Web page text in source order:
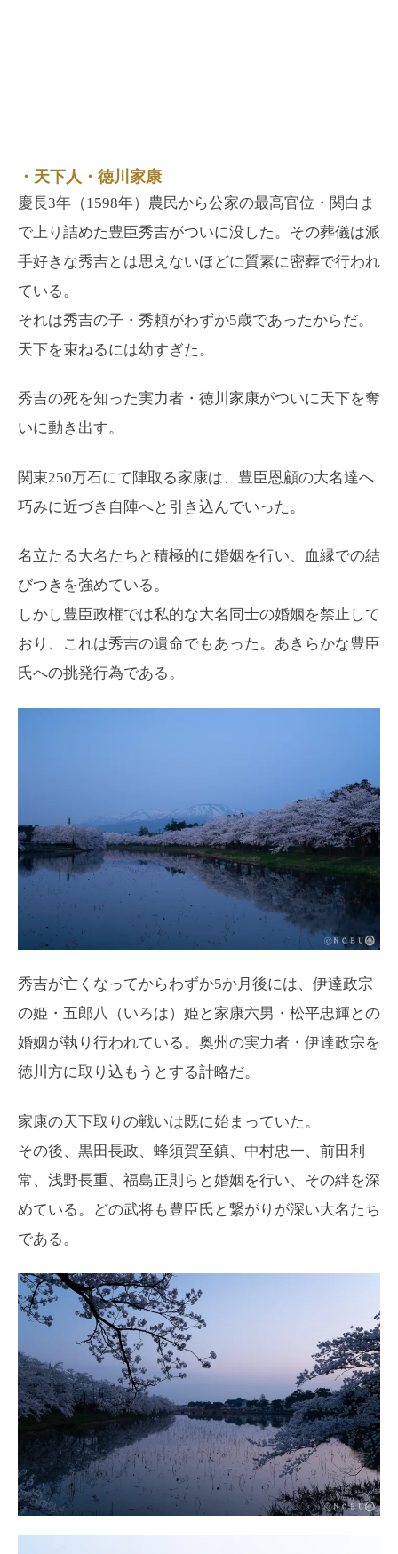
・天下人・徳川家康
慶長3年（1598年）農民から公家の最高官位・関白ま
で上り詰めた豊臣秀吉がついに没した。その葬儀は派
手好きな秀吉とは思えないほどに質素に密葬で行われ
ている。
それは秀吉の子・秀頼がわずか5歳であったからだ。
天下を束ねるには幼すぎた。
秀吉の死を知った実力者・徳川家康がついに天下を奪
いに動き出す。
関東250万石にて陣取る家康は、豊臣恩顧の大名達へ
巧みに近づき自陣へと引き込んでいった。
名立たる大名たちと積極的に婚姻を行い、血縁での結
びつきを強めている。
しかし豊臣政権では私的な大名同士の婚姻を禁止して
おり、これは秀吉の遺命でもあった。あきらかな豊臣
氏への挑発行為である。
秀吉が亡くなってからわずか5か月後には、伊達政宗
の姫・五郎八（いろは）姫と家康六男・松平忠輝との
婚姻が執り行われている。奥州の実力者・伊達政宗を
徳川方に取り込もうとする計略だ。
家康の天下取りの戦いは既に始まっていた。
その後、黒田長政、蜂須賀至鎮、中村忠一、前田利
常、浅野長重、福島正則らと婚姻を行い、その絆を深
めている。どの武将も豊臣氏と繋がりが深い大名たち
である。